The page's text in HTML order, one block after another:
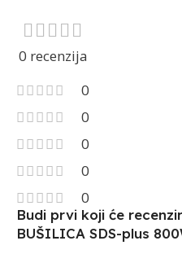
0 recenzija
0
0
0
0
0
Budi prvi koji će
BUŠILICA SDS-plus